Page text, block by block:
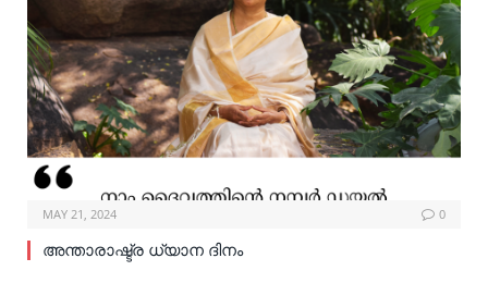
MAY 21, 2024 0
അന്താരാഷ്ട്ര ധ്യാന ദിനം